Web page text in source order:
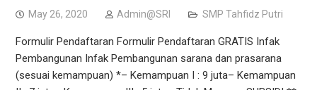
May 26, 2020 Admin@SRI SMP Tahfidz Putri
Formulir Pendaftaran Formulir Pendaftaran GRATIS Infak
Pembangunan Infak Pembangunan sarana dan prasarana
(sesuai kemampuan) *– Kemampuan I : 9 juta– Kemampuan